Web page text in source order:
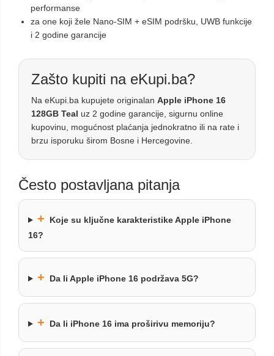
performanse
za one koji žele Nano-SIM + eSIM podršku, UWB funkcije
i 2 godine garancije
Zašto kupiti na eKupi.ba?
Na eKupi.ba kupujete originalan Apple iPhone 16
128GB Teal uz 2 godine garancije, sigurnu online
kupovinu, mogućnost plaćanja jednokratno ili na rate i
brzu isporuku širom Bosne i Hercegovine.
Često postavljana pitanja
+
Koje su ključne karakteristike Apple iPhone
16?
+ Da li Apple iPhone 16 podržava 5G?
+ Da li iPhone 16 ima proširivu memoriju?